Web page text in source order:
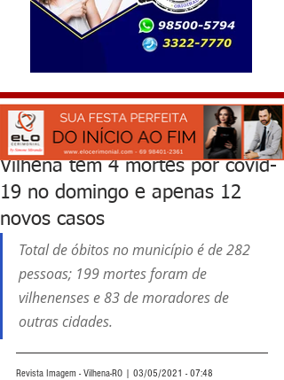
Vilhena tem 4 mortes por covid-
19 no domingo e apenas 12
novos casos
Total de óbitos no município é de 282
pessoas; 199 mortes foram de
vilhenenses e 83 de moradores de
outras cidades.
Revista Imagem - Vilhena-RO | 03/05/2021 - 07:48